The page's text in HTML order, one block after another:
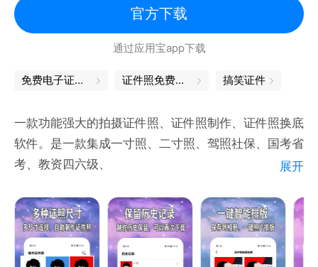
官方下载
通过应用宝app下载
免费电子证件照 证件照免费制作 搞笑证件
一款功能强大的拍摄证件照、证件照制作、证件照换底
软件。是一款集成一寸照、二寸照、驾照社保、国考省
考、教资四六级、
多功能证件照ps编辑照相软件。您是否在需要办证件
照的时候出门到处找照相馆不方便？
素描朝天拍证件照太丑拿不出手？想要一张好看正式的
展开